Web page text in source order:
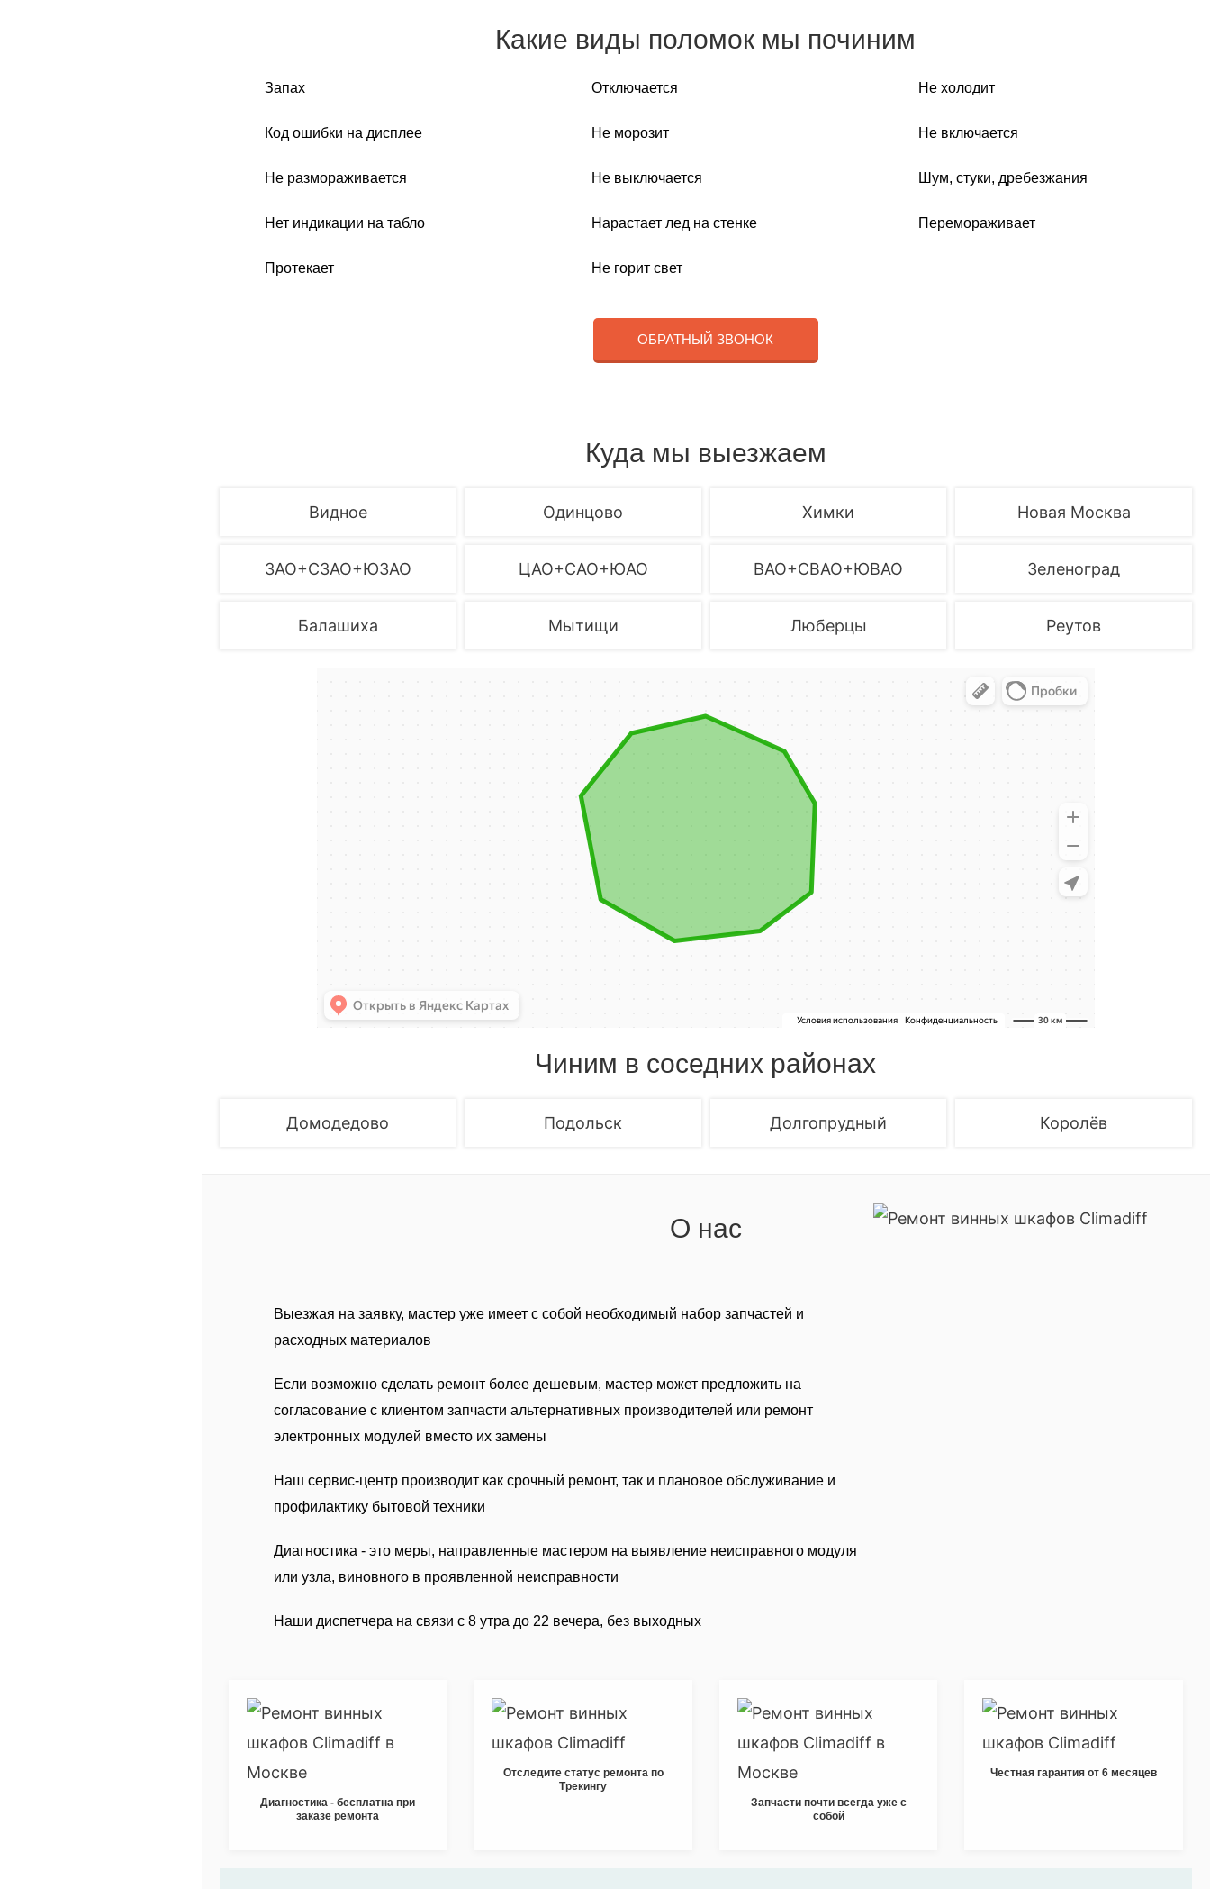
Какие виды поломок мы починим
Запах Отключается Не холодит
Код ошибки на дисплее Не морозит Не включается
Не размораживается Не выключается Шум, стуки, дребезжания
Нет индикации на табло Нарастает лед на стенке Перемораживает
Протекает Не горит свет
ОБРАТНЫЙ ЗВОНОК
Куда мы выезжаем
Видное Одинцово Химки Новая Москва
ЗАО+СЗАО+ЮЗАО ЦАО+САО+ЮАО ВАО+СВАО+ЮВАО Зеленоград
Балашиха Мытищи Люберцы Реутов
Чиним в соседних районах
Домодедово Подольск Долгопрудный Королёв
О нас
Выезжая на заявку, мастер уже имеет с собой необходимый набор запчастей и
расходных материалов
Если возможно сделать ремонт более дешевым, мастер может предложить на
согласование с клиентом запчасти альтернативных производителей или ремонт
электронных модулей вместо их замены
Наш сервис-центр производит как срочный ремонт, так и плановое обслуживание и
профилактику бытовой техники
Диагностика - это меры, направленные мастером на выявление неисправного модуля
или узла, виновного в проявленной неисправности
Наши диспетчера на связи с 8 утра до 22 вечера, без выходных
Диагностика - бесплатна при
заказе ремонта
Отследите статус ремонта по
Трекингу
Запчасти почти всегда уже с
собой
Честная гарантия от 6 месяцев